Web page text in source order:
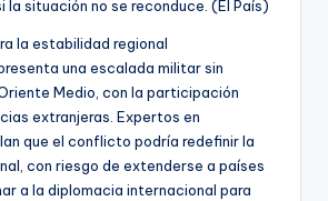
la situación no se reconduce. (El País)
la estabilidad regional
una escalada militar sin
Medio, con la participación
extranjeras. Expertos en
que el conflicto podría redefinir la
con riesgo de extenderse a países
a la diplomacia internacional para